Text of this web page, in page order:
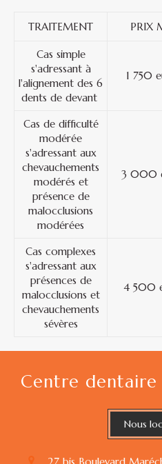
TRAITEMENT PRIX
Cas simple
s'adressant à
l'alignement des 6
dents de devant
1 750
Cas de difficulté
modérée
s'adressant aux
chevauchements
modérés et
présence de
malocclusions
modérées
3 000
Cas complexes
s'adressant aux
présences de
malocclusions et
chevauchements
sévères
4 500
Centre dentaire
Nous